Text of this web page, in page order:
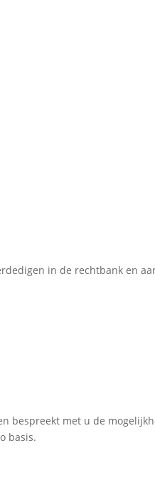
in de rechtbank en
bespreekt met u de
basis.